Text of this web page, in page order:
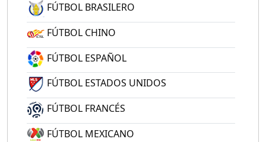
FÚTBOL BRASILERO
FÚTBOL CHINO
FÚTBOL ESPAÑOL
FÚTBOL ESTADOS UNIDOS
FÚTBOL FRANCÉS
FÚTBOL MEXICANO